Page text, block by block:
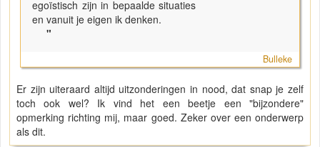
egoïstisch zijn in bepaalde situaties
en vanuit je eigen ik denken.
"
Bulleke
Er zijn uiteraard altijd uitzonderingen in nood, dat snap je zelf
toch ook wel? Ik vind het een beetje een "bijzondere"
opmerking richting mij, maar goed. Zeker over een onderwerp
als dit.